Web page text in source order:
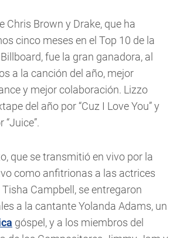
Chris Brown y Drake, que ha
cinco meses en el Top 10 de la
fue la gran ganadora, al
a la canción del año, mejor
y mejor colaboración. Lizzo
del año por “Cuz I Love You” y
“Juice”.
que se transmitió en vivo por la
como anfitrionas a las actrices
Campbell, se entregaron
a la cantante Yolanda Adams, un
góspel, y a los miembros del